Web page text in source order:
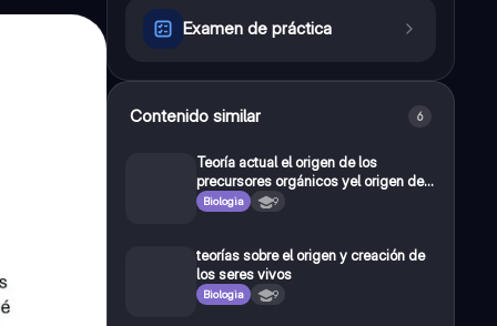
Examen de práctica
Contenido similar 6
Teoría actual el origen de los
precursores orgánicos yel origen de
las Biomoleculas
Biologia 9
teorías sobre el origen y creación de
los seres vivos
Biologia 9